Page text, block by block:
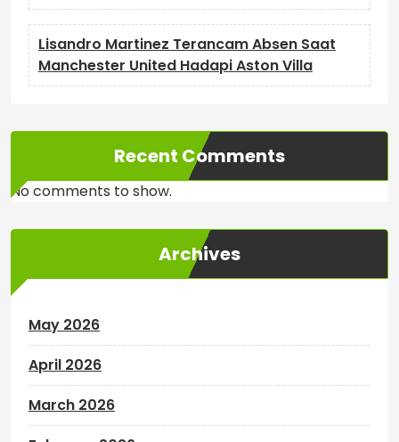
Lisandro Martinez Terancam Absen Saat
Manchester United Hadapi Aston Villa
Recent Comments
No comments to show.
Archives
May 2026
April 2026
March 2026